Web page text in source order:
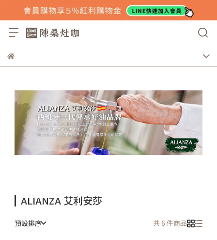
ALIANZA 艾利安莎
預設排序 共 6 件商品